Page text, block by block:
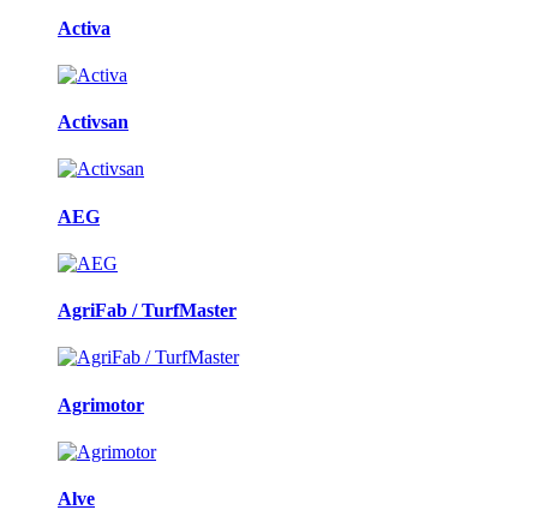
Activa
Activsan
AEG
AgriFab / TurfMaster
Agrimotor
Alve